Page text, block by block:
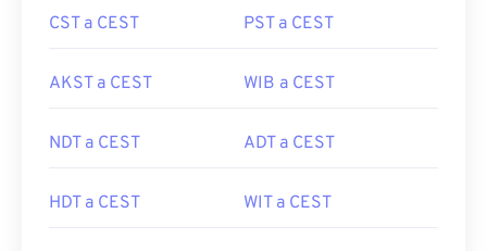
CST a CEST PST a CEST
AKST a CEST WIB a CEST
NDT a CEST ADT a CEST
HDT a CEST WIT a CEST